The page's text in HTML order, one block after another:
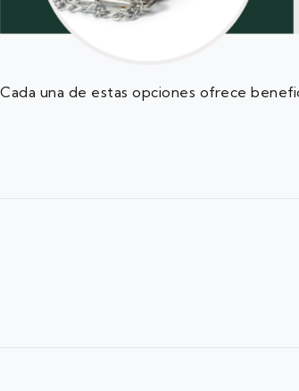
Cada una de estas opciones ofrece